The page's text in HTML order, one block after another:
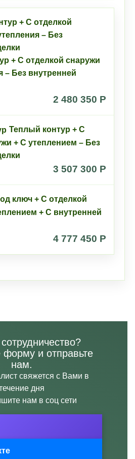
+ С отделкой снаружи
– Без внутренней
2 480 350 P
Теплый контур + С
+ С утеплением – Без
3 507 300 P
ключ + С отделкой
+ С внутренней
4 777 450 P
форму и отправьте
нам.
свяжется с Вами в
дня
нам в соц сети